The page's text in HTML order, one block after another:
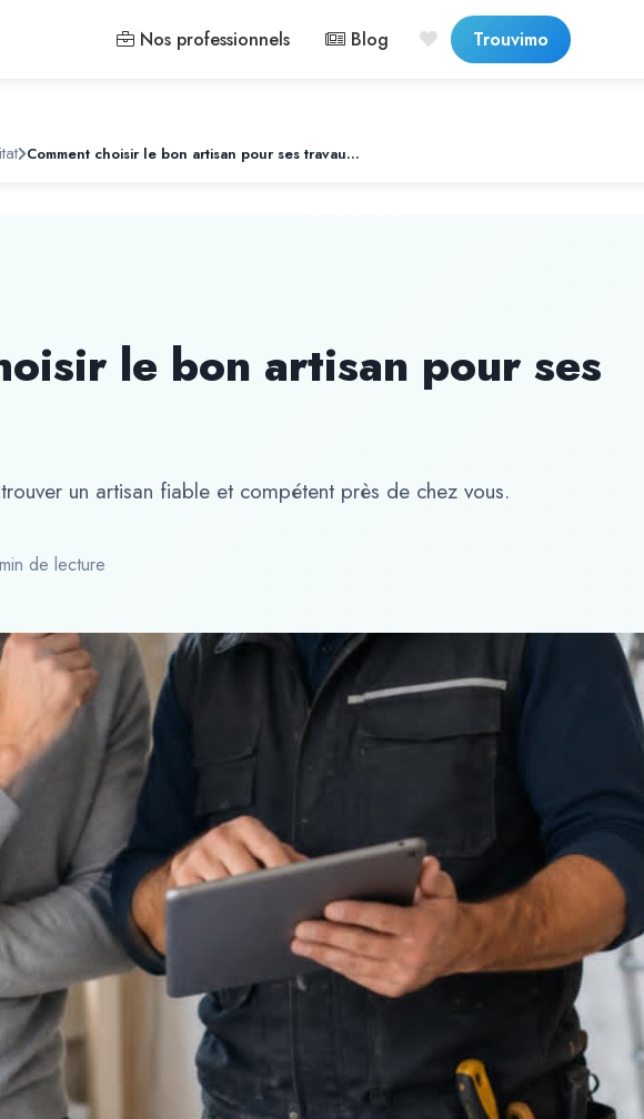
Nos professionnels Blog Trouvimo
Comment choisir le bon artisan pour ses travaux ?
le bon artisan pour ses
un artisan fiable et compétent près de chez vous.
de lecture